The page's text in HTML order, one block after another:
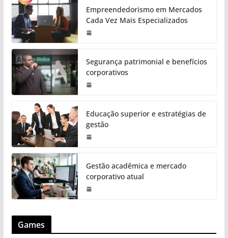
Empreendedorismo em Mercados
Cada Vez Mais Especializados
Segurança patrimonial e benefícios
corporativos
Educação superior e estratégias de
gestão
Gestão acadêmica e mercado
corporativo atual
Games